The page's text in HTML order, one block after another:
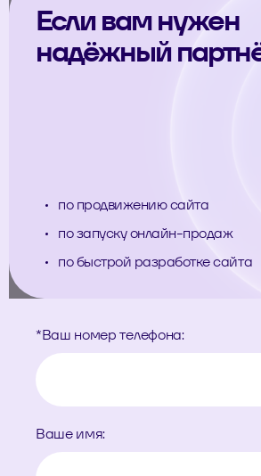
Если вам нужен
надёжный
по продвижению сайта
по запуску онлайн-продаж
по быстрой разработке сайта
*Ваш номер телефона:
Ваше имя: